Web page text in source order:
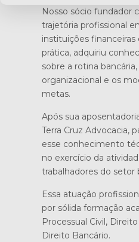
Nosso sócio fundador
trajetória profissional
instituições financeiras
prática, adquiriu
sobre a rotina
organizacional e os
metas.
Após sua
Terra Cruz Advocacia,
esse conhecimento
no exercício da
trabalhadores do setor
Essa atuação
por sólida formação
Processual Civil,
Direito Bancário.